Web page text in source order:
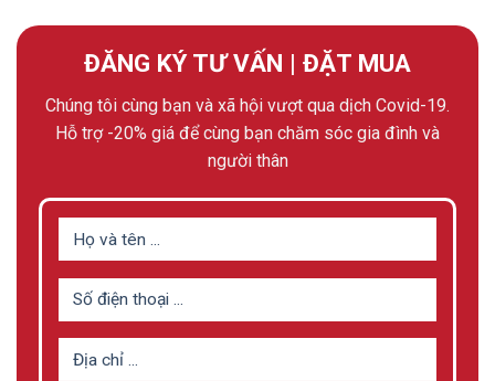
ĐĂNG KÝ TƯ VẤN | ĐẶT MUA
Chúng tôi cùng bạn và xã hội vượt qua dịch Covid-19.
Hỗ trợ -20% giá để cùng bạn chăm sóc gia đình và
người thân